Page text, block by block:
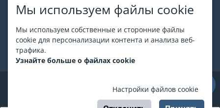
Мы используем файлы cookie
Мы используем собственные и сторонние файлы
cookie для персонализации контента и анализа веб-
трафика.
Узнайте больше о файлах cookie
Настройки файлов cookie
О ESPORT.in.ua
На ESPORT.in.ua представлена афиша Киева и других
городов Украины. Все билеты продаются официально. Мы
работаем непосредственно с кассами.